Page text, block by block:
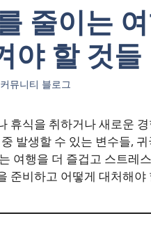
줄이는
야 할 것들
커뮤니티 블로그
휴식을 취하거나 새로운
발생할 수 있는 변수들,
여행을 더 즐겁고 스트레
준비하고 어떻게 대처해